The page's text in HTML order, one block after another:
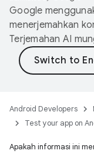
Google
menerjemahkan
Terjemahan AI
Android Developers
Test your app on
Apakah informasi ini